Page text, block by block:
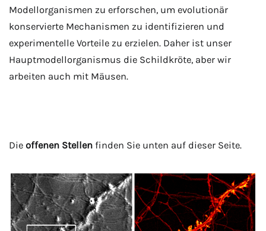
Modellorganismen zu erforschen, um evolutionär
konservierte Mechanismen zu identifizieren und
experimentelle Vorteile zu erzielen. Daher ist unser
Hauptmodellorganismus die Schildkröte, aber wir
arbeiten auch mit Mäusen.
Die offenen Stellen finden Sie unten auf dieser Seite.